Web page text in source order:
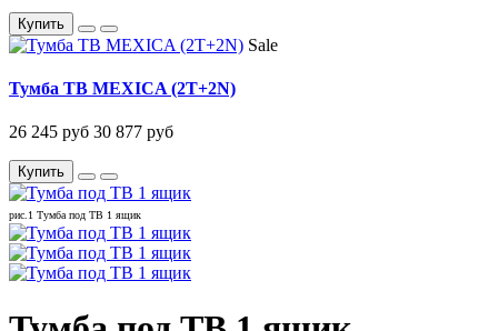
Купить
Sale
Тумба ТВ MEXICA (2T+2N)
26 245 руб 30 877 руб
Купить
рис.1 Тумба под ТВ 1 ящик